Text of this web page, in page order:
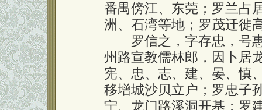
番禺傍江、东莞；罗兰占
洲、石湾等地；罗茂迁徙
罗信之，字存忠，号惠
州路宣教儒林郎，因卜居
宪、忠、志、建、晏、慎
移增城沙贝立户；罗忠子
宁、龙门路溪洞开基；罗